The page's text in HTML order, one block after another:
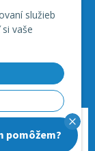
služieb
vaše
ich servis. •
tvorba
pomôžem?